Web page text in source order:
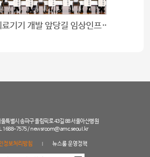
신약·의료기기 개발 앞당길 임상인프라 활용 노하우 나눠
특별시 송파구 올림픽로 43길 88 서울아산병원
1688-7575 /newsroom@amc.seoul.kr
정보처리방침 뉴스룸 운영정책